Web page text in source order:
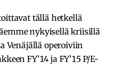
tällä hetkellä
nykyisellä kriisillä
Venäjällä operoiviin
FY’14 ja FY’15 P/E-